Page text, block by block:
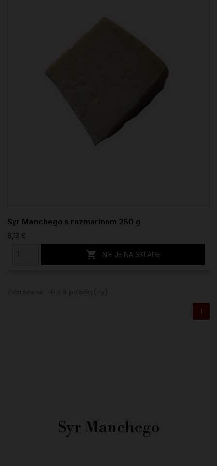
Syr Manchego s rozmarínom 250 g
8,13 €
 NIE JE NA SKLADE
1
Syr Manchego